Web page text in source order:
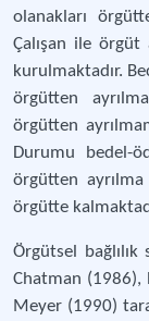
olanakları
Çalışan ile örgüt
kurulmaktadır.
örgütten
örgütten
Durumu bedel-
örgütten
örgütte
Örgütsel bağlılık
Chatman (1986),
Meyer (1990)